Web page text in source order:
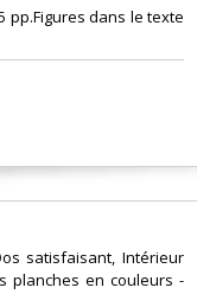
pp.Figures dans le texte
satisfaisant, Intérieur
planches en couleurs -